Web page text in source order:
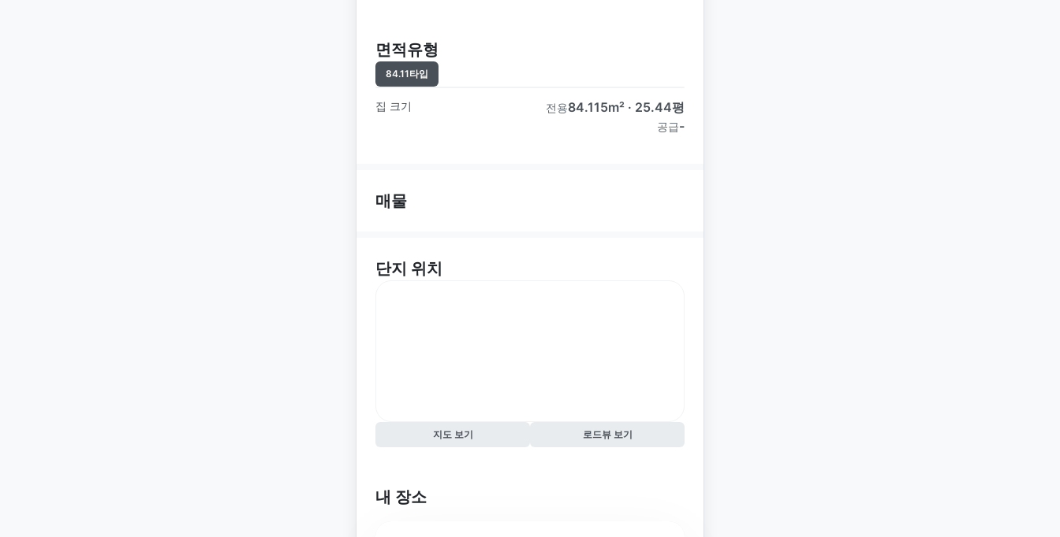
면적유형
84.11타입
집 크기 전용84.115m² · 25.44평
공급-
매물
단지 위치
지도 보기 로드뷰 보기
내 장소